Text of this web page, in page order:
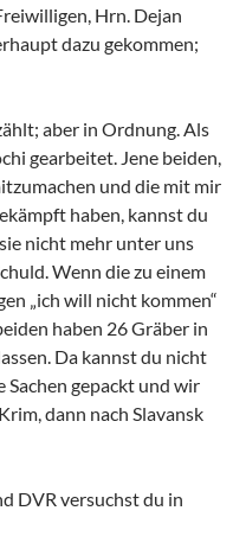
Hrn. Dejan
dazu gekommen;
aber in Ordnung. Als
gearbeitet. Jene beiden,
und die mit mir
haben, kannst du
nicht mehr unter uns
Wenn die zu einem
„ich will nicht kommen“
haben 26 Gräber in
Da kannst du nicht
Sachen gepackt und wir
dann nach Slavansk
DVR versuchst du in